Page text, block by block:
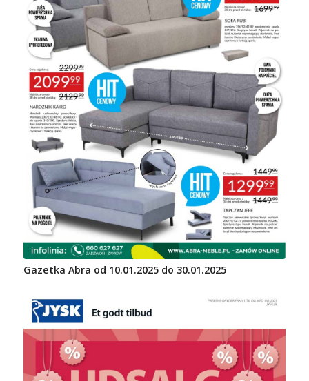
Gazetka Abra od 10.01.2025 do 30.01.2025